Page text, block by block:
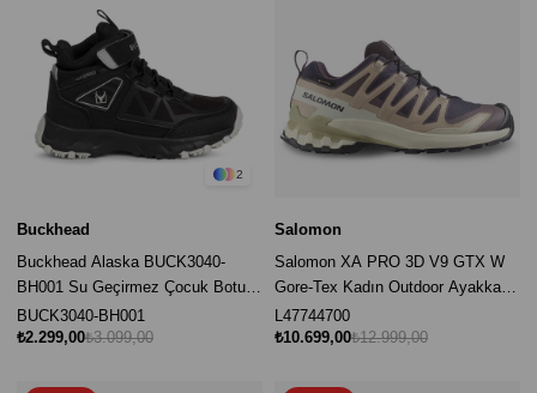
2
Buckhead
Buckhead Alaska BUCK3040-
BH001 Su Geçirmez Çocuk Botu -
Siyah
BUCK3040-BH001
₺2.299,00₺3.099,00
Salomon
Salomon XA PRO 3D V9 GTX W
Gore-Tex Kadın Outdoor Ayakkabı
- Mürdüm / Ekru
L47744700
₺10.699,00₺12.999,00